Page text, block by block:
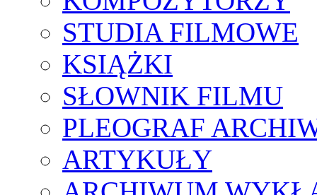
STUDIA FILMOWE
KSIĄŻKI
SŁOWNIK FILMU
PLEOGRAF
ARTYKUŁY